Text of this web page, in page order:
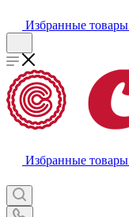
Избранные товары
Избранные товары